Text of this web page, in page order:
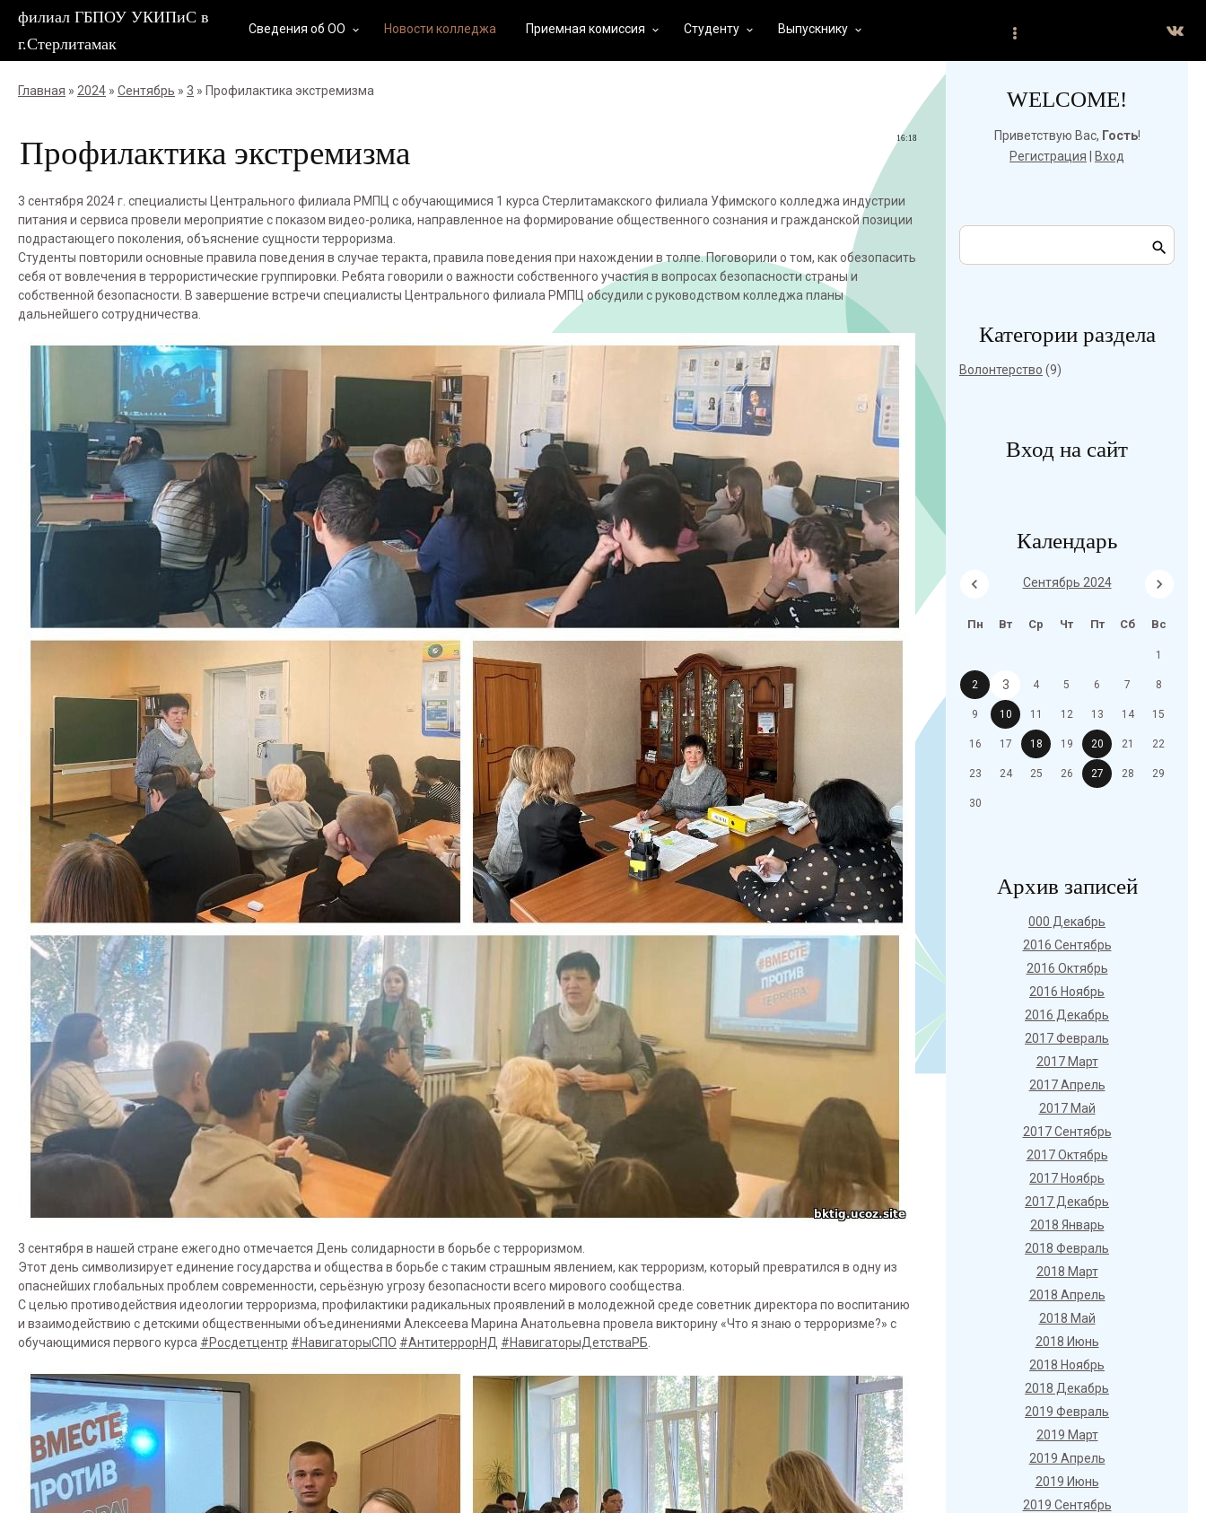
филиал ГБПОУ УКИПиС в
г.Стерлитамак
Сведения об ОО keyboard_arrow_down Новости колледжа Приемная комиссия keyboard_arrow_down Студенту keyboard_arrow_down Выпускнику keyboard_arrow_down
Главная » 2024 » Сентябрь » 3 » Профилактика экстремизма
16:18
Профилактика экстремизма
3 сентября 2024 г. специалисты Центрального филиала РМПЦ с обучающимися 1 курса Стерлитамакского филиала Уфимского колледжа индустрии
питания и сервиса провели мероприятие с показом видео-ролика, направленное на формирование общественного сознания и гражданской позиции
подрастающего поколения, объяснение сущности терроризма.
Студенты повторили основные правила поведения в случае теракта, правила поведения при нахождении в толпе. Поговорили о том, как обезопасить
себя от вовлечения в террористические группировки. Ребята говорили о важности собственного участия в вопросах безопасности страны и
собственной безопасности. В завершение встречи специалисты Центрального филиала РМПЦ обсудили с руководством колледжа планы
дальнейшего сотрудничества.
3 сентября в нашей стране ежегодно отмечается День солидарности в борьбе с терроризмом.
Этот день символизирует единение государства и общества в борьбе с таким страшным явлением, как терроризм, который превратился в одну из
опаснейших глобальных проблем современности, серьёзную угрозу безопасности всего мирового сообщества.
С целью противодействия идеологии терроризма, профилактики радикальных проявлений в молодежной среде советник директора по воспитанию
и взаимодействию с детскими общественными объединениями Алексеева Марина Анатольевна провела викторину «Что я знаю о терроризме?» с
обучающимися первого курса #Росдетцентр #НавигаторыСПО #АнтитеррорНД #НавигаторыДетстваРБ
WELCOME!
Приветствую Вас, Гость!
Регистрация
Вход
Категории раздела
Волонтерство (9)
Вход на сайт
Календарь
Сентябрь 2024
Пн Вт Ср Чт Пт Сб Вс
1
2 3 4 5 6 7 8
9 10 11 12 13 14 15
16 17 18 19 20 21 22
23 24 25 26 27 28 29
30
Архив записей
000 Декабрь
2016 Сентябрь
2016 Октябрь
2016 Ноябрь
2016 Декабрь
2017 Февраль
2017 Март
2017 Апрель
2017 Май
2017 Сентябрь
2017 Октябрь
2017 Ноябрь
2017 Декабрь
2018 Январь
2018 Февраль
2018 Март
2018 Апрель
2018 Май
2018 Июнь
2018 Ноябрь
2018 Декабрь
2019 Февраль
2019 Март
2019 Апрель
2019 Июнь
2019 Сентябрь